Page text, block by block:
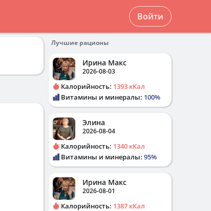
Войти
Лучшие рационы
Ирина Макс
2026-08-03
Калорийность: 1393 кКал
Витамины и минералы: 100%
Элина
2026-08-04
Калорийность: 1340 кКал
Витамины и минералы: 95%
Ирина Макс
2026-08-01
Калорийность: 1387 кКал